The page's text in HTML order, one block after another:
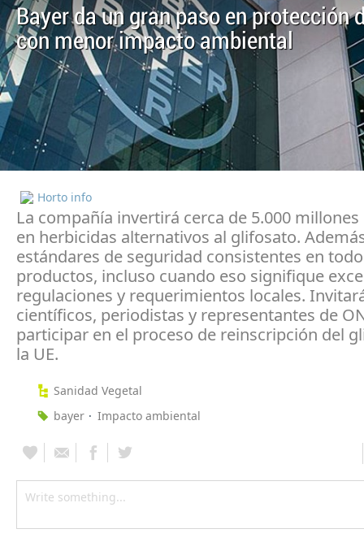
Bayer da un gran paso en protección
con menor impacto ambiental
Horto info
La compañía invertirá cerca de 5.000
en herbicidas alternativos al glifosato.
estándares de seguridad consistentes en
productos, incluso cuando eso signifique
regulaciones y requerimientos locales.
científicos, periodistas y representantes de
participar en el proceso de reinscripción del
la UE.
Sanidad Vegetal
bayer
Impacto ambiental